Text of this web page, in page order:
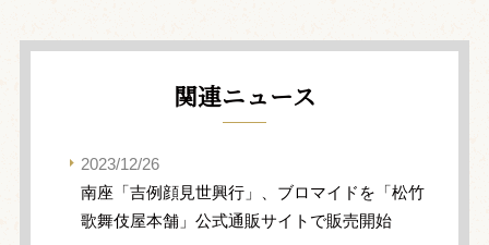
関連ニュース
2023/12/26
南座「吉例顔見世興行」、ブロマイドを「松竹
歌舞伎屋本舗」公式通販サイトで販売開始